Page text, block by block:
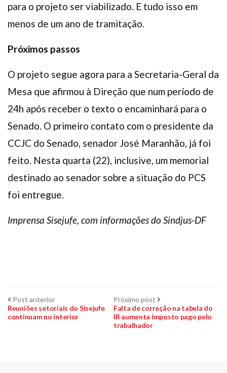
para o projeto ser viabilizado. E tudo isso em
menos de um ano de tramitação.
Próximos passos
O projeto segue agora para a Secretaria-Geral da
Mesa que afirmou à Direção que num período de
24h após receber o texto o encaminhará para o
Senado. O primeiro contato com o presidente da
CCJC do Senado, senador José Maranhão, já foi
feito. Nesta quarta (22), inclusive, um memorial
destinado ao senador sobre a situação do PCS
foi entregue.
Imprensa Sisejufe, com informações do Sindjus-DF
Navegação
de
Post anteriorPost
anterior:
Reuniões setoriais do Sisejufe
continuam no interior
Próximo post Próximo
post:
Falta de correção na tabela do
IR aumenta imposto pago pelo
trabalhador